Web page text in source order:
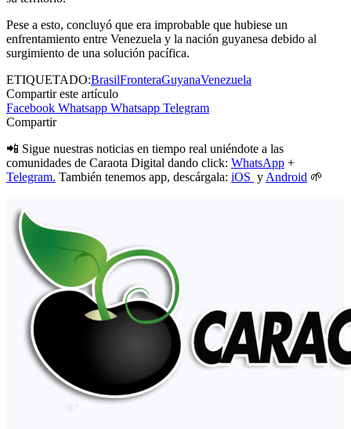
Pese a esto, concluyó que era improbable que hubiese un
enfrentamiento entre Venezuela y la nación guyanesa debido al
surgimiento de una solución pacífica.
ETIQUETADO:BrasilFronteraGuyanaVenezuela
Compartir este artículo
Facebook Whatsapp Whatsapp Telegram
Compartir
📲 Sigue nuestras noticias en tiempo real uniéndote a las
comunidades de Caraota Digital dando click: WhatsApp +
Telegram. También tenemos app, descárgala: iOS y Android 🌱